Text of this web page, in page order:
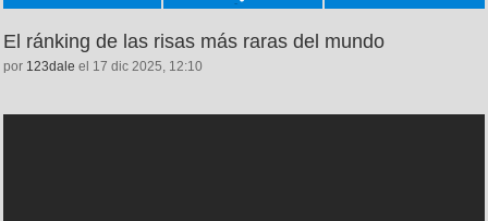
El ránking de las risas más raras del mundo
por 123dale el 17 dic 2025, 12:10